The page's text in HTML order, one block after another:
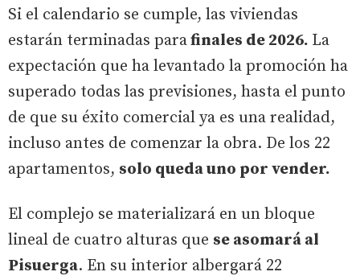
Si el calendario se cumple, las viviendas
estarán terminadas parafinales de 2026. La
expectación que ha levantado la promoción ha
superado todas las previsiones, hasta el punto
de que su éxito comercial ya es una realidad,
incluso antes de comenzar la obra. De los 22
apartamentos, solo queda uno por vender.
El complejo se materializará en un bloque
lineal de cuatro alturas que se asomará al
Pisuerga. En su interior albergará 22